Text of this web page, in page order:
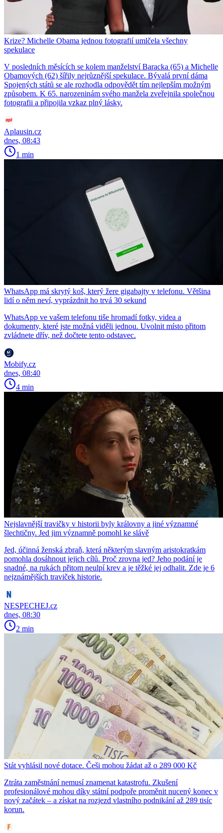
Krize? Michelle Obama jednou fotografií umlčela všechny
spekulace
V posledních měsících se kolem manželství Baracka (65) a Michelle
Obamových (62) šířily nejrůznější spekulace. Bývalá první dáma
Spojených států se ale rozhodla odpovědět tím nejlepším možným
způsobem. K 65. narozeninám svého manžela zveřejnila společnou
fotografii a připojila vzkaz plný lásky.
Aplausin.cz
dnes, 08:43
1 min
WhatsApp má skrytý koš, který žere gigabajty v telefonu. Většina
lidí o něm neví, vyprázdnit ho trvá 30 sekund
WhatsApp ve vašem telefonu tiše hromadí fotky, videa a
dokumenty, které jste možná viděli jednou. Uvolnit místo přitom
zvládnete dřív, než dočtete tento odstavec.
Mobify.cz
dnes, 08:40
4 min
Nejslavnější travičky v historii byly královny a jiné významné
šlechtičny. Jed jim významně pomohl ke slávě
Jed, účinná ženská zbraň, která některým slavným aristokratkám
pomohla dosáhnout jejich cílů. Proč zrovna jed? Jeho podání je
snadné, na rukách přitom neulpí krev a je těžké jej odhalit. Zde je 6
nejznámějších traviček historie.
NESPECHEJ.cz
dnes, 08:30
2 min
Stát vyhlásil nové dotace. Češi mohou žádat až o 289 000 Kč
Ztráta zaměstnání nemusí znamenat katastrofu. Zkušení
profesionálové mohou díky státní podpoře proměnit nucený konec v
nový začátek – a získat na rozjezd vlastního podnikání až 289 tisíc
korun.